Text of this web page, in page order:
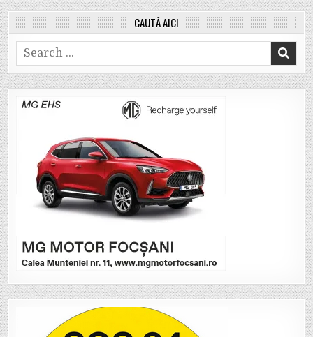
CAUTĂ AICI
Search
for: